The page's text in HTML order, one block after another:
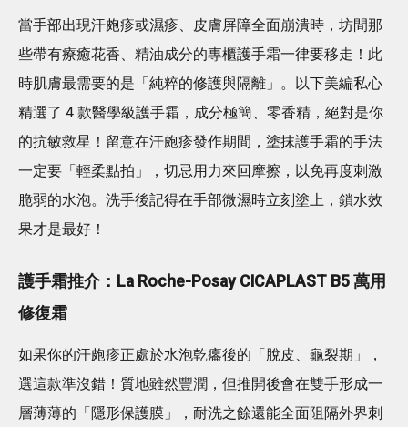
當手部出現汗皰疹或濕疹、皮膚屏障全面崩潰時，坊間那
些帶有療癒花香、精油成分的專櫃護手霜一律要移走！此
時肌膚最需要的是「純粹的修護與隔離」。以下美編私心
精選了 4 款醫學級護手霜，成分極簡、零香精，絕對是你
的抗敏救星！留意在汗皰疹發作期間，塗抹護手霜的手法
一定要「輕柔點拍」，切忌用力來回摩擦，以免再度刺激
脆弱的水泡。洗手後記得在手部微濕時立刻塗上，鎖水效
果才是最好！
護手霜推介：La Roche-Posay CICAPLAST B5 萬用
修復霜
如果你的汗皰疹正處於水泡乾癟後的「脫皮、龜裂期」，
選這款準沒錯！質地雖然豐潤，但推開後會在雙手形成一
層薄薄的「隱形保護膜」，耐洗之餘還能全面阻隔外界刺